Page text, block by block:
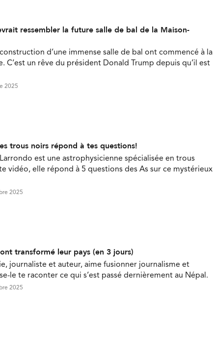
ressembler la future salle de bal de la Maison-
d’une immense salle de bal ont commencé à la
C’est un rêve du président Donald Trump depuis qu’il est
2025
trous noirs répond à tes questions!
est une astrophysicienne spécialisée en trous
vidéo, elle répond à 5 questions des As sur ce mystérieux
2025
transformé leur pays (en 3 jours)
journaliste et auteur, aime fusionner journalisme et
le te raconter ce qui s’est passé dernièrement au Népal.
2025